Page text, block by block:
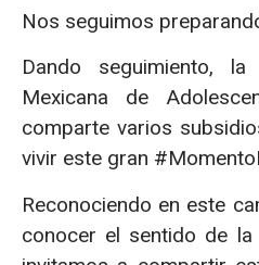
Nos seguimos
Dando seguimiento, la
Mexicana de
comparte varios
vivir este gran
Reconociendo en este
conocer el sentido de